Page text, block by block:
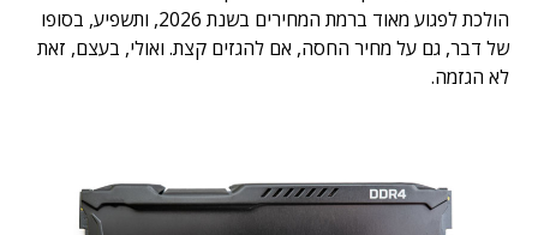
הולכת לפגוע מאוד ברמת המחירים בשנת 2026, ותשפיע, בסופו
של דבר, גם על מחיר החסה, אם להגזים קצת. ואולי, בעצם, זאת
לא הגזמה.